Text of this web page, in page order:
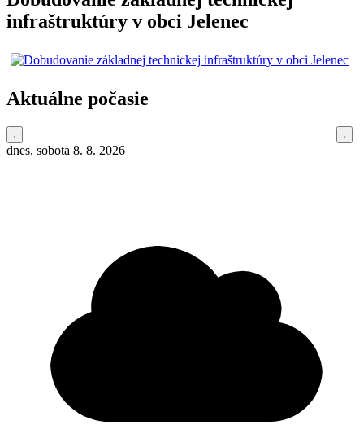
infraštruktúry v obci Jelenec
Aktuálne počasie
dnes, sobota 8. 8. 2026